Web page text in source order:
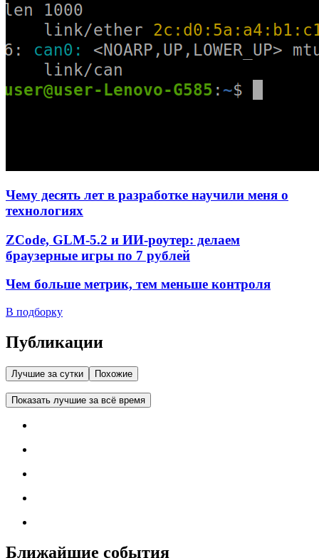
Чему десять лет в разработке научили меня о
технологиях
ZCode, GLM-5.2 и ИИ-роутер: делаем
браузерные игры по 7 рублей
Чем больше метрик, тем меньше контроля
В подборку
Публикации
Лучшие за сутки Похожие
Показать лучшие за всё время
Ближайшие события